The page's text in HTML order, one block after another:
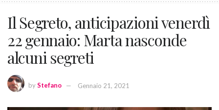
Il Segreto, anticipazioni venerdì
22 gennaio: Marta nasconde
alcuni segreti
byStefano Gennaio 21, 2021